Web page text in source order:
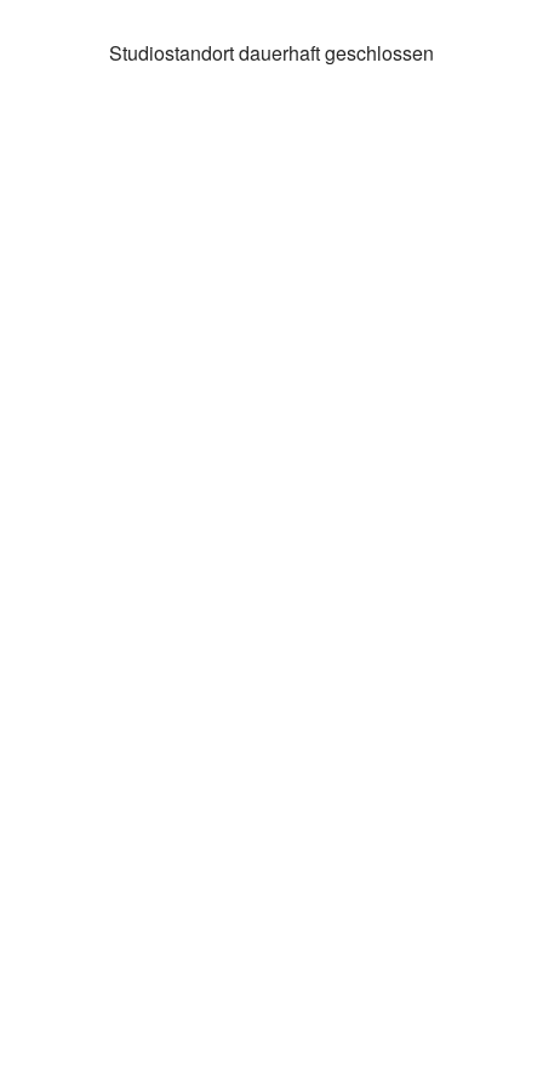
Studiostandort dauerhaft geschlossen